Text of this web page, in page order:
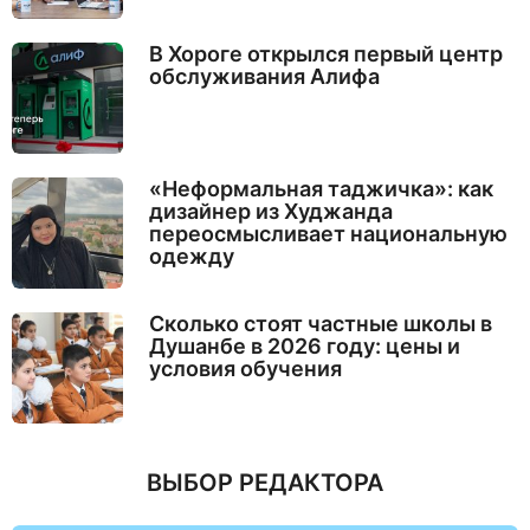
В Хороге открылся первый центр
обслуживания Алифа
«Неформальная таджичка»: как
дизайнер из Худжанда
переосмысливает национальную
одежду
Сколько стоят частные школы в
Душанбе в 2026 году: цены и
условия обучения
ВЫБОР РЕДАКТОРА